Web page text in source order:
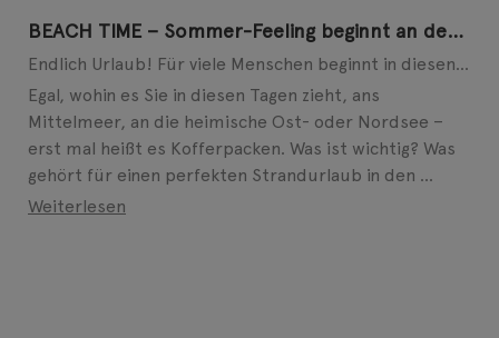
BEACH TIME – Sommer-Feeling beginnt an den Füßen
Endlich Urlaub! Für viele Menschen beginnt in diesen Tagen die schönste Zeit des Jahres. Ob allein, ...
Egal, wohin es Sie in diesen Tagen zieht, ans
Mittelmeer, an die heimische Ost- oder Nordsee –
erst mal heißt es Kofferpacken. Was ist wichtig? Was
gehört für einen perfekten Strandurlaub in den ...
Weiterlesen